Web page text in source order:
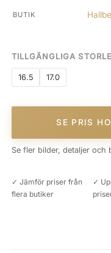
BUTIK
TILLGÄNGLIGA
16.5 17.0
SE PRIS
Se fler bilder, detaljer och
✓ Jämför priser från
flera butiker
✓